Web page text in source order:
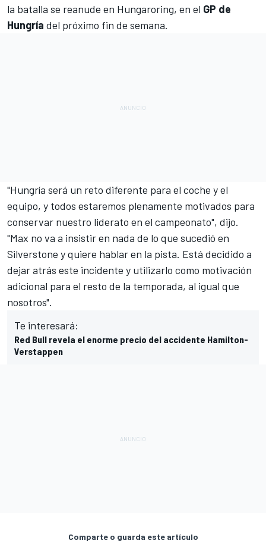
la batalla se reanude en Hungaroring, en el GP de
Hungría del próximo fin de semana.
"Hungría será un reto diferente para el coche y el
equipo, y todos estaremos plenamente motivados para
conservar nuestro liderato en el campeonato", dijo.
"Max no va a insistir en nada de lo que sucedió en
Silverstone y quiere hablar en la pista. Está decidido a
dejar atrás este incidente y utilizarlo como motivación
adicional para el resto de la temporada, al igual que
nosotros".
Te interesará:
Red Bull revela el enorme precio del accidente Hamilton-
Verstappen
Comparte o guarda este artículo